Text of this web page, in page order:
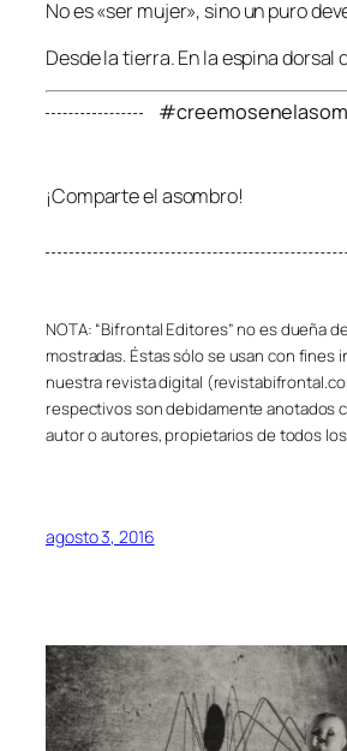
No es «ser mujer», sino un puro
Desde la tierra. En la espina dorsal
¡Comparte el asombro!
NOTA: “Bifrontal Editores” no es dueña
mostradas. Éstas sólo se usan con fines
nuestra revista digital
respectivos son debidamente anotados
autor o autores, propietarios de todos
agosto 3, 2016